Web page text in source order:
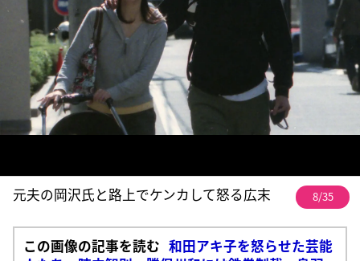
元夫の岡沢氏と路上でケンカして怒る広末 8/35
この画像の記事を読む 和田アキ子を怒らせた芸能